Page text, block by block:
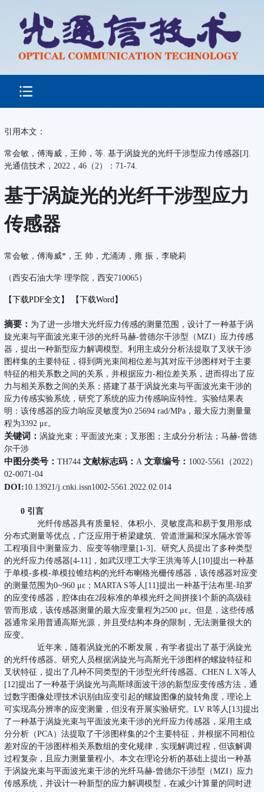
引用本文：
常会敏，傅海威，王帅，等. 基于涡旋光的光纤干涉型应力传感器[J].
光通信技术，2022，46（2）：71-74.
基于涡旋光的光纤干涉型应力
传感器
常会敏，傅海威*，王 帅，尤涌涛，雍 振，李晓莉
（西安石油大学 理学院，西安710065）
【下载PDF全文】 【下载Word】
摘要： 为了进一步增大光纤应力传感的测量范围，设计了一种基于涡
旋光束与平面波光束干涉的光纤马赫-曾德尔干涉型（MZI）应力传感
器，提出一种新型应力解调模型。利用主成分分析法提取了叉状干涉
图样集的主要特征，得到两光束间相位差与其对应干涉图样对于主要
特征的相关系数之间的关系，并根据应力-相位差关系，进而得出了应
力与相关系数之间的关系；搭建了基于涡旋光束与平面波光束干涉的
应力传感实验系统，研究了系统的应力传感响应特性。实验结果表
明：该传感器的应力响应灵敏度为0.25694 rad/MPa，最大应力测量量
程为3392 με。
关键词：涡旋光束；平面波光束；叉形图；主成分分析法；马赫-曾德
尔干涉
中图分类号：TH744文献标志码： A文章编号： 1002-5561（2022）
02-0071-04
DOI:10.13921/j.cnki.issn1002-5561.2022.02.014
0 引言
光纤传感器具有质量轻、体积小、灵敏度高和易于复用形成
分布式测量等优点，广泛应用于桥梁建筑、管道泄漏和深水隔水管等
工程项目中测量应力、应变等物理量[1-3]。研究人员提出了多种类型
的光纤应力传感器[4-11]，如武汉理工大学王洪海等人[10]提出一种基
于单模-多模-单模拉锥结构的光纤布喇格光栅传感器，该传感器对应变
的测量范围为0~960 με；MARTA S等人[11]提出一种基于法布里-珀罗
的应变传感器，腔体由在2段标准的单模光纤之间拼接1个新的高级硅
管而形成，该传感器测量的最大应变量程为2500 με。但是，这些传感
器通常采用普通高斯光源，并且受结构本身的限制，无法测量很大的
应变。
近年来，随着涡旋光的不断发展，有学者提出了基于涡旋光
的光纤传感器。研究人员根据涡旋光与高斯光干涉图样的螺旋特征和
叉状特征，提出了几种不同类型的干涉型光纤传感器。CHEN L X等人
[12]提出了一种基于涡旋光与高斯球面波干涉的新型应变传感方法，通
过数字图像处理技术识别由应变引起的螺旋图像的旋转角度，理论上
可实现高分辨率的应变测量，但没有开展实验研究。LV R等人[13]提出
了一种基于涡旋光束与平面波光束干涉的光纤应力传感器，采用主成
分分析（PCA）法提取了干涉图样集的2个主要特征，并根据不同相位
差对应的干涉图样相关系数组的变化规律，实现解调过程，但该解调
过程复杂，且应力测量量程小。本文在理论分析的基础上提出一种基
于涡旋光束与平面波光束干涉的光纤马赫-曾德尔干涉型（MZI）应力
传感系统，并设计一种新型的应力解调模型，在减少计算量的同时进